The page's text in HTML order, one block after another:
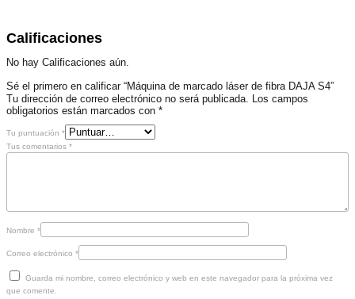
Calificaciones
No hay Calificaciones aún.
Sé el primero en calificar “Máquina de marcado láser de fibra DAJA S4”
Tu dirección de correo electrónico no será publicada.
Los campos
obligatorios están marcados con *
Tu puntuación *
Tus comentarios *
Nombre *
Correo electrónico *
Guarda mi nombre, correo electrónico y web en este navegador para la próxima vez
que comente.